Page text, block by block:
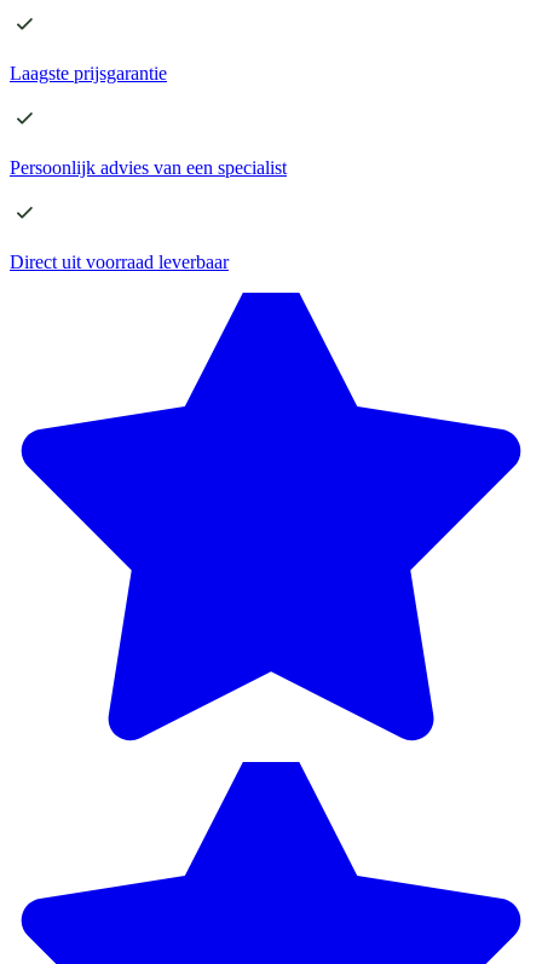
Laagste prijsgarantie
Persoonlijk advies van een specialist
Direct uit voorraad leverbaar